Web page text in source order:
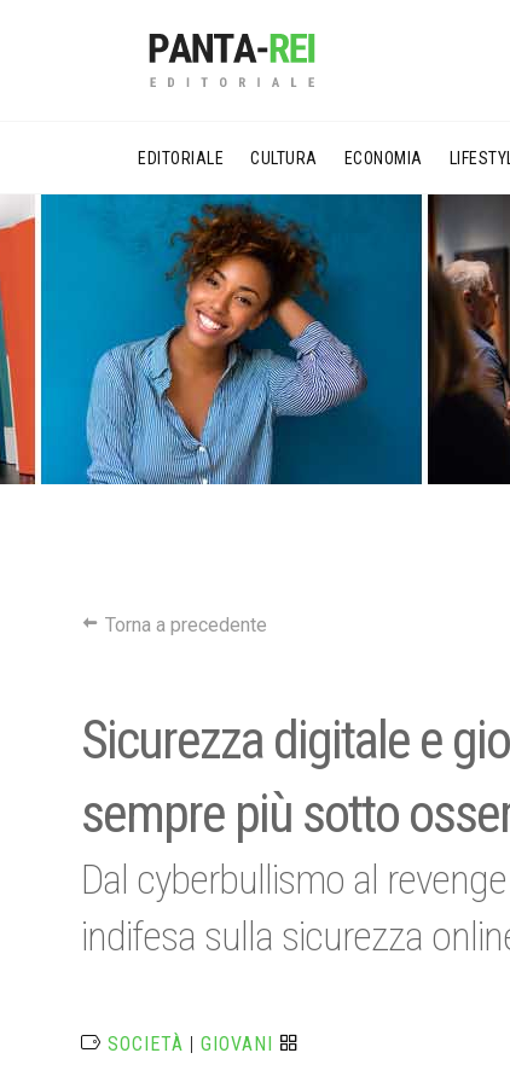
EDITORIALE CULTURA ECONOMIA
Torna a precedente
Sicurezza digitale e
sempre più sotto
Dal cyberbullismo al
indifesa sulla sicurezza
SOCIETÀ |GIOVANI